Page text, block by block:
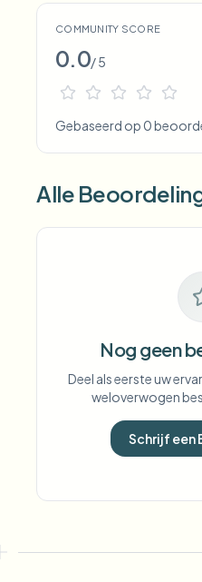
COMMUNITY SCORE
0.0/ 5
Gebaseerd op 0
Alle
Nog geen
Deel als eerste uw
weloverwogen
Schrijf een